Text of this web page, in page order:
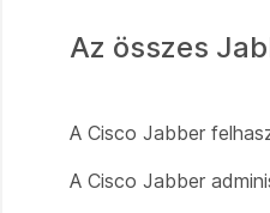
Az összes
A Cisco Jabber
A Cisco Jabber